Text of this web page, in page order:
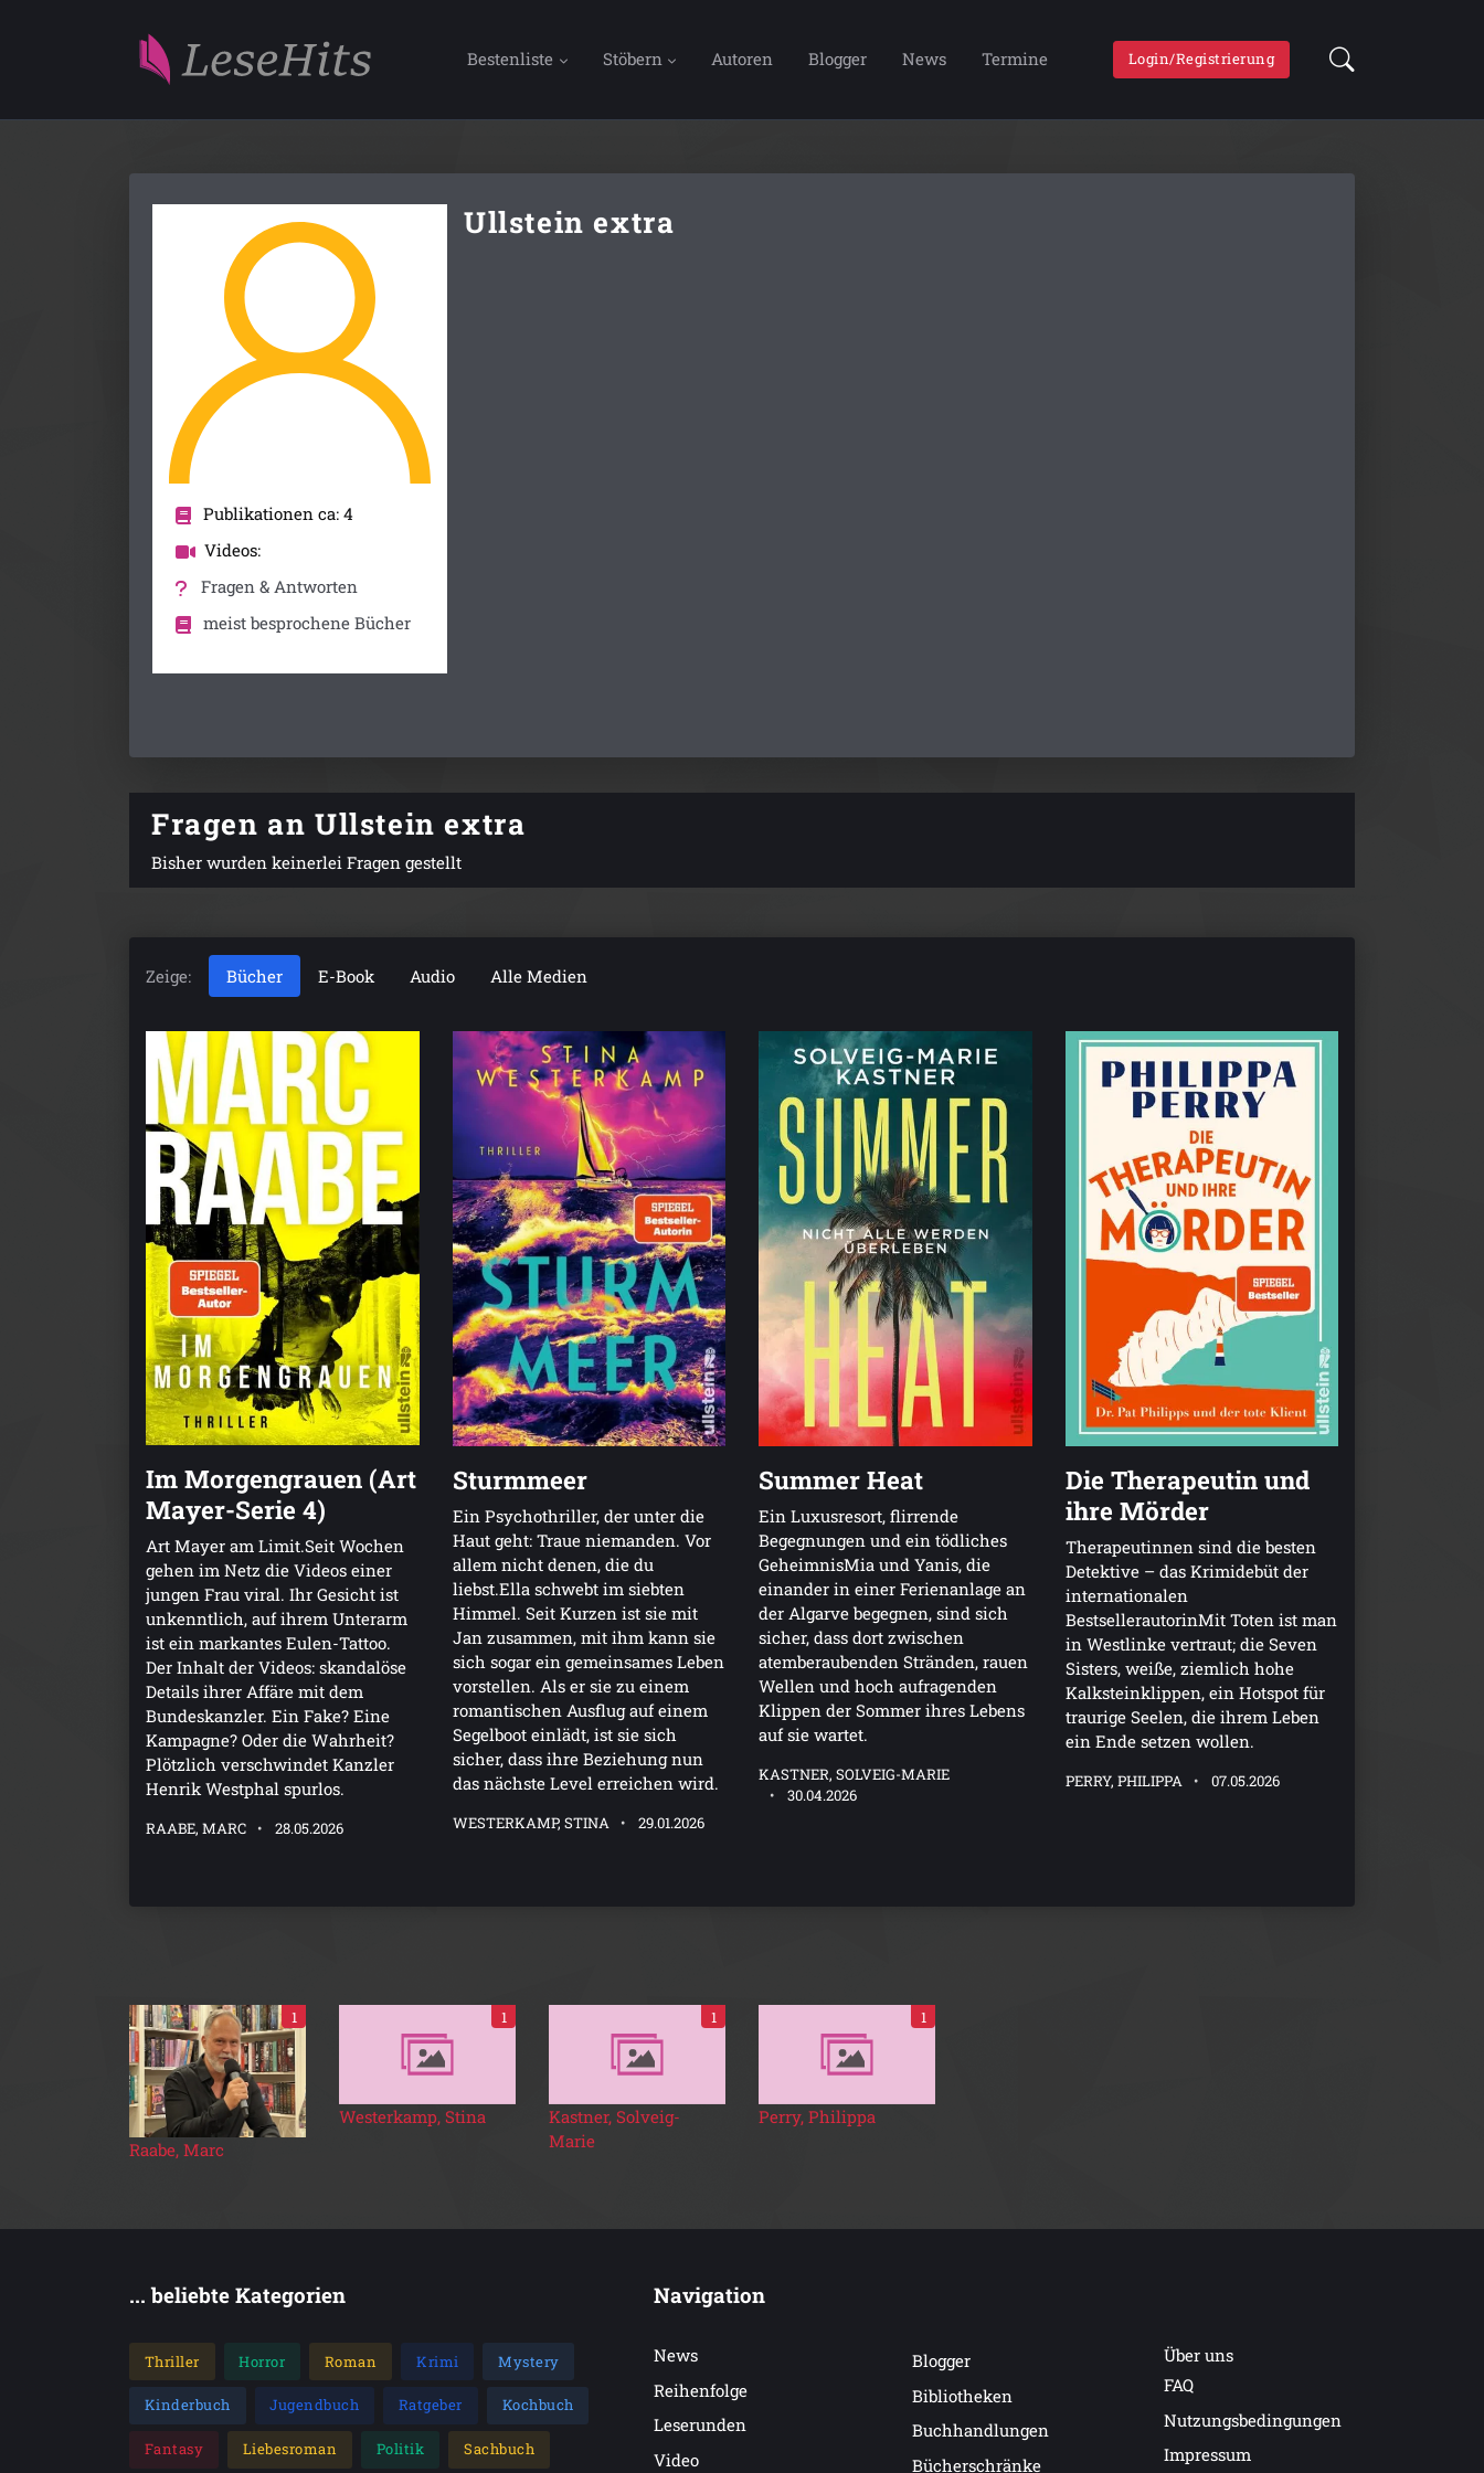
Bestenliste Stöbern Autoren Blogger News Termine Login/Registrierung
Publikationen ca: 4
Videos:
Fragen & Antworten
meist besprochene Bücher
Ullstein extra
Fragen an Ullstein extra
Bisher wurden keinerlei Fragen gestellt
Zeige: Bücher E-Book Audio Alle Medien
Im Morgengrauen (Art
Mayer-Serie 4)
Art Mayer am Limit.Seit Wochen
gehen im Netz die Videos einer
jungen Frau viral. Ihr Gesicht ist
unkenntlich, auf ihrem Unterarm
ist ein markantes Eulen-Tattoo.
Der Inhalt der Videos: skandalöse
Details ihrer Affäre mit dem
Bundeskanzler. Ein Fake? Eine
Kampagne? Oder die Wahrheit?
Plötzlich verschwindet Kanzler
Henrik Westphal spurlos.
RAABE, MARC 28.05.2026
Sturmmeer
Ein Psychothriller, der unter die
Haut geht: Traue niemanden. Vor
allem nicht denen, die du
liebst.Ella schwebt im siebten
Himmel. Seit Kurzen ist sie mit
Jan zusammen, mit ihm kann sie
sich sogar ein gemeinsames Leben
vorstellen. Als er sie zu einem
romantischen Ausflug auf einem
Segelboot einlädt, ist sie sich
sicher, dass ihre Beziehung nun
das nächste Level erreichen wird.
WESTERKAMP, STINA 29.01.2026
Summer Heat
Ein Luxusresort, flirrende
Begegnungen und ein tödliches
GeheimnisMia und Yanis, die
einander in einer Ferienanlage an
der Algarve begegnen, sind sich
sicher, dass dort zwischen
atemberaubenden Stränden, rauen
Wellen und hoch aufragenden
Klippen der Sommer ihres Lebens
auf sie wartet.
KASTNER, SOLVEIG-MARIE
30.04.2026
Die Therapeutin und
ihre Mörder
Therapeutinnen sind die besten
Detektive – das Krimidebüt der
internationalen
BestsellerautorinMit Toten ist man
in Westlinke vertraut; die Seven
Sisters, weiße, ziemlich hohe
Kalksteinklippen, ein Hotspot für
traurige Seelen, die ihrem Leben
ein Ende setzen wollen.
PERRY, PHILIPPA 07.05.2026
1
Raabe, Marc
1
Westerkamp, Stina
1
Kastner, Solveig-
Marie
1
Perry, Philippa
... beliebte Kategorien
Thriller Horror Roman Krimi Mystery
Kinderbuch Jugendbuch Ratgeber Kochbuch
Fantasy Liebesroman Politik Sachbuch
Navigation
News
Reihenfolge
Leserunden
Video
Blogger
Bibliotheken
Buchhandlungen
Bücherschränke
Über uns
FAQ
Nutzungsbedingungen
Impressum